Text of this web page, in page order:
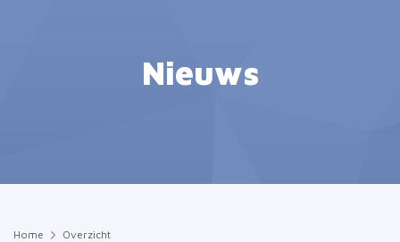
Nieuws
Home
Overzicht